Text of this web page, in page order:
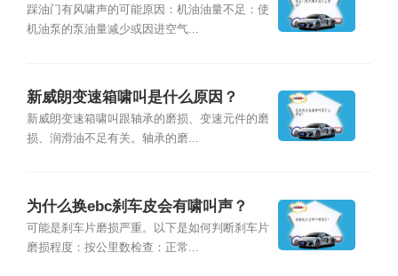
踩油门有风啸声的可能原因：机油油量不足：使
机油泵的泵油量减少或因进空气...
新威朗变速箱啸叫是什么原因？
新威朗变速箱啸叫跟轴承的磨损、变速元件的磨
损、润滑油不足有关。轴承的磨...
为什么换ebc刹车皮会有啸叫声？
可能是刹车片磨损严重。以下是如何判断刹车片
磨损程度：按公里数检查：正常...